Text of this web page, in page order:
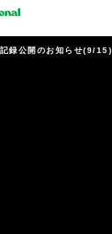
録公開のお知らせ(9/15)